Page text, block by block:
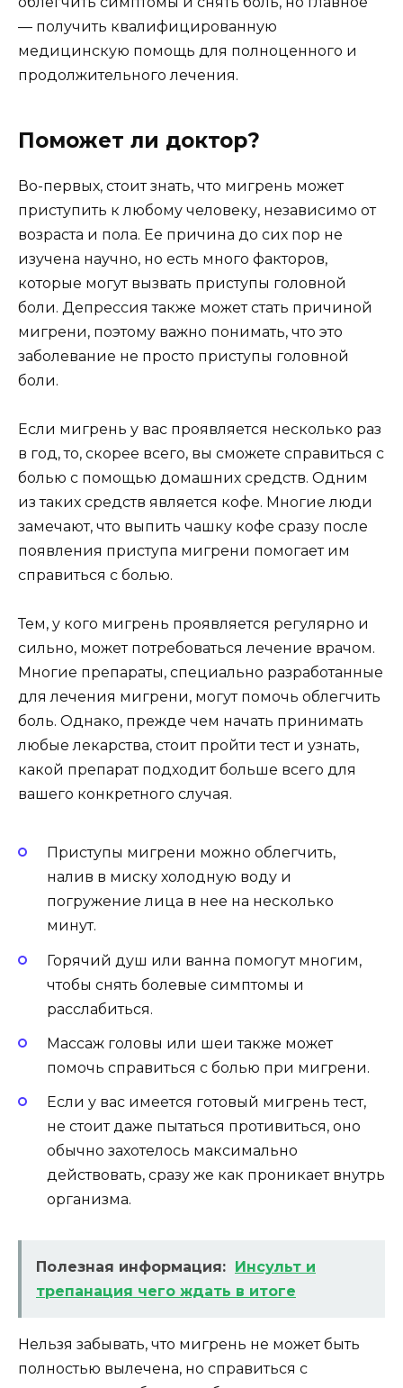
— получить квалифицированную
медицинскую помощь для полноценного и
продолжительного лечения.
Поможет ли доктор?
Во-первых, стоит знать, что мигрень может
приступить к любому человеку, независимо от
возраста и пола. Ее причина до сих пор не
изучена научно, но есть много факторов,
которые могут вызвать приступы головной
боли. Депрессия также может стать причиной
мигрени, поэтому важно понимать, что это
заболевание не просто приступы головной
боли.
Если мигрень у вас проявляется несколько раз
в год, то, скорее всего, вы сможете справиться с
болью с помощью домашних средств. Одним
из таких средств является кофе. Многие люди
замечают, что выпить чашку кофе сразу после
появления приступа мигрени помогает им
справиться с болью.
Тем, у кого мигрень проявляется регулярно и
сильно, может потребоваться лечение врачом.
Многие препараты, специально разработанные
для лечения мигрени, могут помочь облегчить
боль. Однако, прежде чем начать принимать
любые лекарства, стоит пройти тест и узнать,
какой препарат подходит больше всего для
вашего конкретного случая.
Приступы мигрени можно облегчить,
налив в миску холодную воду и
погружение лица в нее на несколько
минут.
Горячий душ или ванна помогут многим,
чтобы снять болевые симптомы и
расслабиться.
Массаж головы или шеи также может
помочь справиться с болью при мигрени.
Если у вас имеется готовый мигрень тест,
не стоит даже пытаться противиться, оно
обычно захотелось максимально
действовать, сразу же как проникает внутрь
организма.
Полезная информация: Инсульт и
трепанация чего ждать в итоге
Нельзя забывать, что мигрень не может быть
полностью вылечена, но справиться с